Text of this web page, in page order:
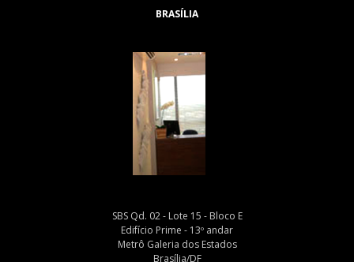
BRASÍLIA
SBS Qd. 02 - Lote 15 - Bloco E
Edifício Prime - 13º andar
Metrô Galeria dos Estados
Brasília/DF